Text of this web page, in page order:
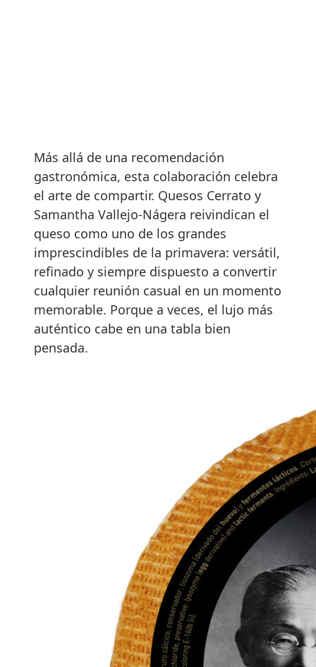
Más allá de una recomendación
gastronómica, esta colaboración celebra
el arte de compartir. Quesos Cerrato y
Samantha Vallejo-Nágera reivindican el
queso como uno de los grandes
imprescindibles de la primavera: versátil,
refinado y siempre dispuesto a convertir
cualquier reunión casual en un momento
memorable. Porque a veces, el lujo más
auténtico cabe en una tabla bien
pensada.